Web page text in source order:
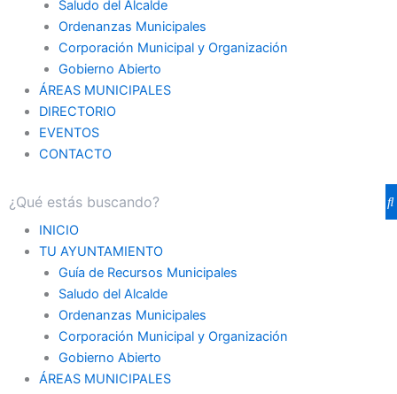
Saludo del Alcalde
Ordenanzas Municipales
Corporación Municipal y Organización
Gobierno Abierto
ÁREAS MUNICIPALES
DIRECTORIO
EVENTOS
CONTACTO
INICIO
TU AYUNTAMIENTO
Guía de Recursos Municipales
Saludo del Alcalde
Ordenanzas Municipales
Corporación Municipal y Organización
Gobierno Abierto
ÁREAS MUNICIPALES